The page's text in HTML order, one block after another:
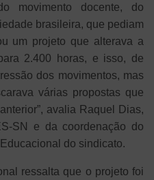
movimento docente, do
brasileira, que pediam
um projeto que alterava a
2.400 horas, e isso, de
dos movimentos, mas
várias propostas que
avalia Raquel Dias,
SN e da coordenação do
do sindicato.
ressalta que o projeto foi